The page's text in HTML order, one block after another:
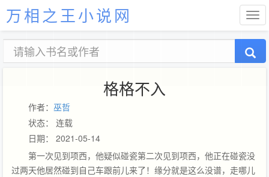
万相之王小说网
格格不入
作者： 巫哲
状态： 连载
日期： 2021-05-14
第一次见到项西，他疑似碰瓷第二次见到项西，他正在碰瓷没
过两天他居然碰到自己车跟前儿来了！缘分就是这么没谱，走哪儿